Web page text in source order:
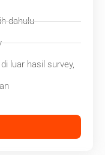
dahulu
luar hasil survey,